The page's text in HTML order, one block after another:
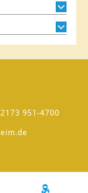
951-4700